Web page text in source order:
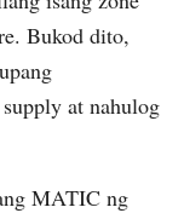
Bukod dito,
at nahulog
MATIC ng